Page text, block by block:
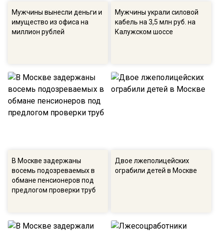
Мужчины вынесли деньги и
имущество из офиса на
миллион рублей
Мужчины украли силовой
кабель на 3,5 млн руб. на
Калужском шоссе
В Москве задержаны
восемь подозреваемых в
обмане пенсионеров под
предлогом проверки труб
Двое лжеполицейских
ограбили детей в Москве